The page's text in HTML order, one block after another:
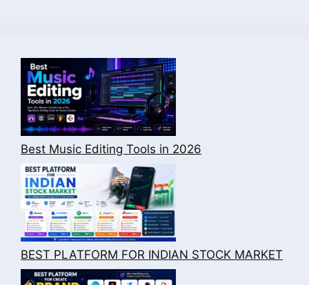
Best Music Editing Tools in 2026
BEST PLATFORM FOR INDIAN STOCK MARKET